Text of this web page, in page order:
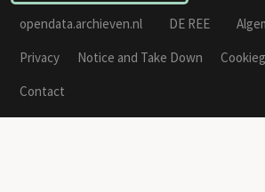
opendata.archieven.nl DE REE
Privacy
Notice and Take Down
Contact